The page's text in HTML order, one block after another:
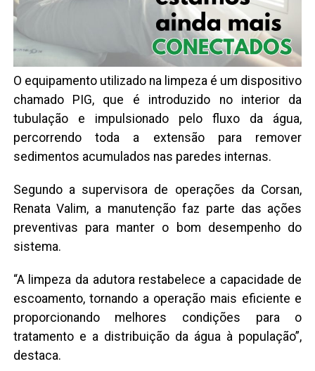
O equipamento utilizado na limpeza é um dispositivo
chamado PIG, que é introduzido no interior da
tubulação e impulsionado pelo fluxo da água,
percorrendo toda a extensão para remover
sedimentos acumulados nas paredes internas.
Segundo a supervisora de operações da Corsan,
Renata Valim, a manutenção faz parte das ações
preventivas para manter o bom desempenho do
sistema.
“A limpeza da adutora restabelece a capacidade de
escoamento, tornando a operação mais eficiente e
proporcionando melhores condições para o
tratamento e a distribuição da água à população”,
destaca.